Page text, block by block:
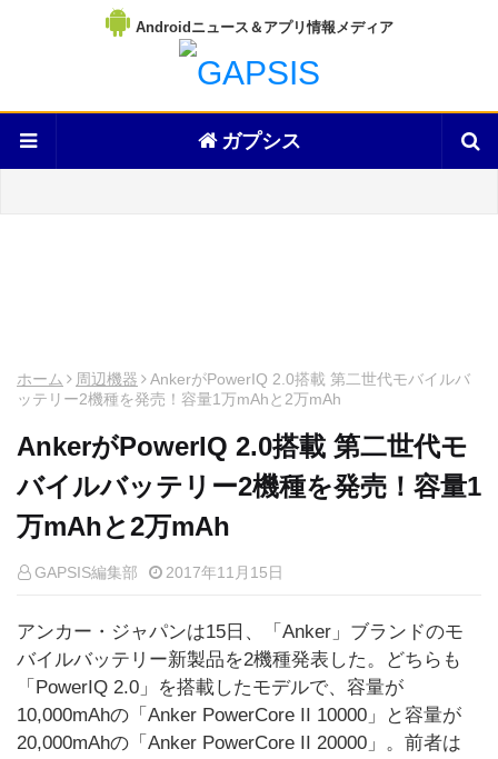
Androidニュース＆アプリ情報メディア
ガプシス
ホーム 周辺機器
AnkerがPowerIQ 2.0搭載 第二世代モバイルバ
ッテリー2機種を発売！容量1万mAhと2万mAh
AnkerがPowerIQ 2.0搭載 第二世代モ
バイルバッテリー2機種を発売！容量1
万mAhと2万mAh
GAPSIS編集部 2017年11月15日
アンカー・ジャパンは15日、「Anker」ブランドのモ
バイルバッテリー新製品を2機種発表した。どちらも
「PowerIQ 2.0」を搭載したモデルで、容量が
10,000mAhの「Anker PowerCore II 10000」と容量が
20,000mAhの「Anker PowerCore II 20000」。前者は